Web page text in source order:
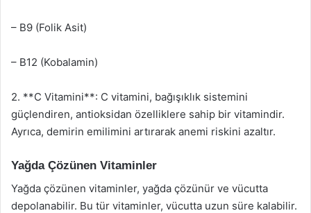
– B9 (Folik Asit)
– B12 (Kobalamin)
2. **C Vitamini**: C vitamini, bağışıklık sistemini
güçlendiren, antioksidan özelliklere sahip bir vitamindir.
Ayrıca, demirin emilimini artırarak anemi riskini azaltır.
Yağda Çözünen Vitaminler
Yağda çözünen vitaminler, yağda çözünür ve vücutta
depolanabilir. Bu tür vitaminler, vücutta uzun süre kalabilir.